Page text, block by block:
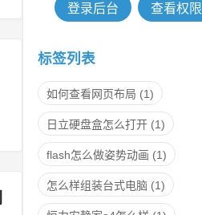
登录后台 查看权限
标签列表
如何查看网页布局 (1)
日立硬盘盒怎么打开 (1)
flash怎么做姿势动画 (1)
怎么样组装台式电脑 (1)